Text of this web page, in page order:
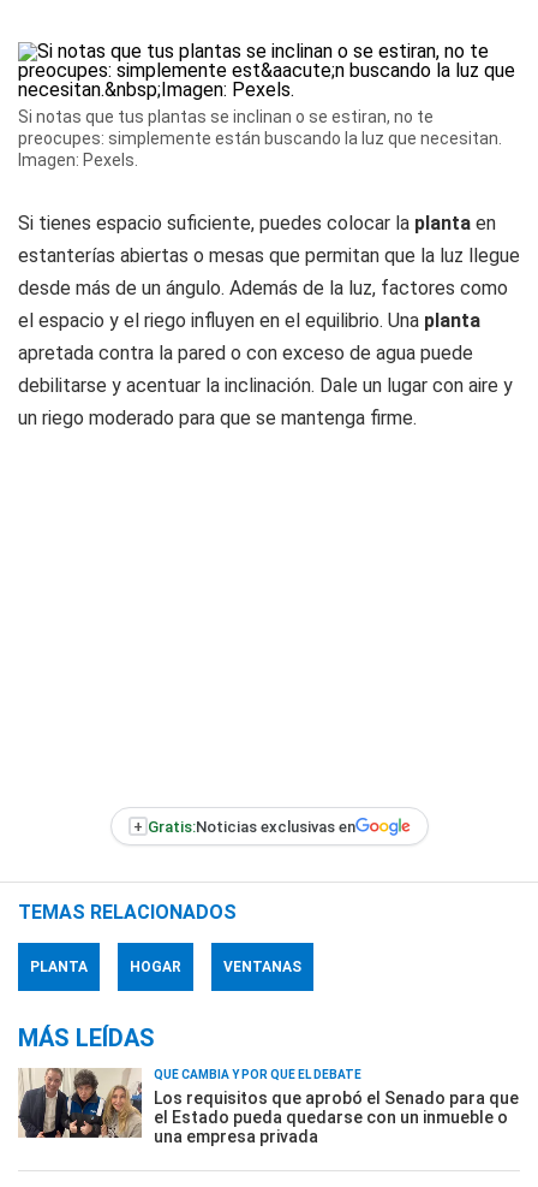
Si notas que tus plantas se inclinan o se estiran, no te
preocupes: simplemente están buscando la luz que necesitan.
Imagen: Pexels.
Si tienes espacio suficiente, puedes colocar la planta en
estanterías abiertas o mesas que permitan que la luz llegue
desde más de un ángulo. Además de la luz, factores como
el espacio y el riego influyen en el equilibrio. Una planta
apretada contra la pared o con exceso de agua puede
debilitarse y acentuar la inclinación. Dale un lugar con aire y
un riego moderado para que se mantenga firme.
+ Gratis:Noticias exclusivas en
TEMAS RELACIONADOS
PLANTA HOGAR VENTANAS
MÁS LEÍDAS
QUÉ CAMBIA Y POR QUÉ EL DEBATE
Los requisitos que aprobó el Senado para que
el Estado pueda quedarse con un inmueble o
una empresa privada